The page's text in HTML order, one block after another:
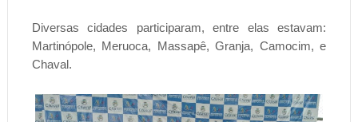
Diversas cidades participaram, entre elas estavam:
Martinópole, Meruoca, Massapê, Granja, Camocim, e
Chaval.